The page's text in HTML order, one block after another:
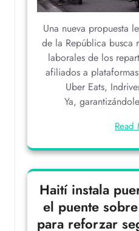
Una nueva propuesta
de la República busca
laborales de los
afiliados a
Uber Eats,
Ya,
Read
Haití instala
el puente
para reforzar